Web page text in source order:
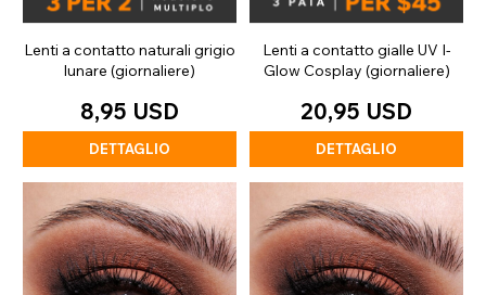
Lenti a contatto naturali grigio
lunare (giornaliere)
8,95 USD
DETTAGLIO
Lenti a contatto gialle UV I-
Glow Cosplay (giornaliere)
20,95 USD
DETTAGLIO